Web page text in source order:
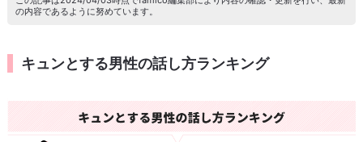
の内容であるように努めています。
キュンとする男性の話し方ランキング